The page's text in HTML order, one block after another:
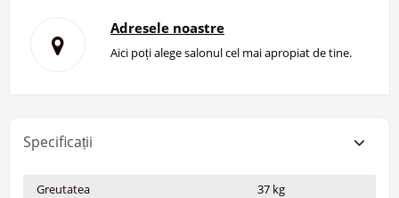
Adresele noastre
Aici poți alege salonul cel mai apropiat de tine.
Specificații
Greutatea
37 kg